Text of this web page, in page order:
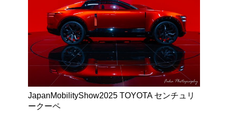
JapanMobilityShow2025 TOYOTA センチュリ
ークーペ